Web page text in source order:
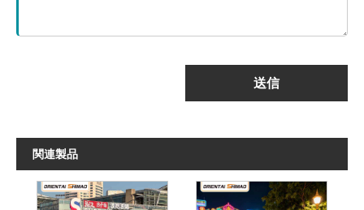
送信
関連製品